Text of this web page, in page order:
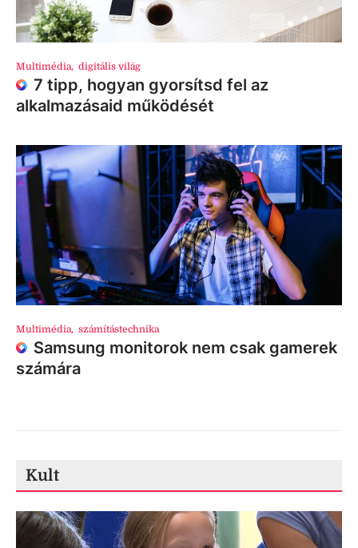
Multimédia, digitális világ
7 tipp, hogyan gyorsítsd fel az
alkalmazásaid működését
Multimédia, számítástechnika
Samsung monitorok nem csak gamerek
számára
Kult